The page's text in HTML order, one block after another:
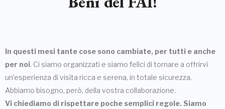
In questi mesi tante cose sono cambiate, per tutti e anche
per noi. Ci siamo organizzati e siamo felici di tornare a offrirvi
un’esperienza di visita ricca e serena, in totale sicurezza.
Abbiamo bisogno, però, della vostra collaborazione.
Vi chiediamo di rispettare poche semplici regole. Siamo